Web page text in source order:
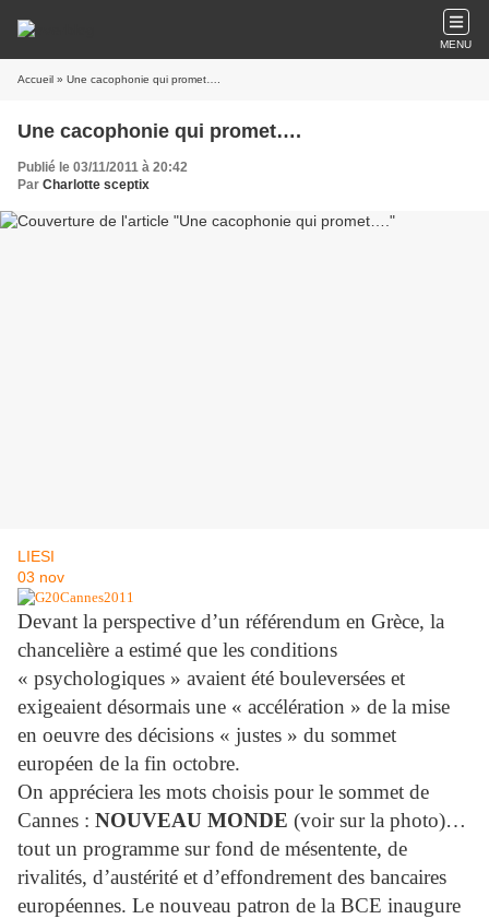
MENU
Accueil » Une cacophonie qui promet….
Une cacophonie qui promet….
Publié le 03/11/2011 à 20:42
Par Charlotte sceptix
LIESI
03 nov
Devant la perspective d’un référendum en Grèce, la
chancelière a estimé que les conditions
« psychologiques » avaient été bouleversées et
exigeaient désormais une « accélération » de la mise
en oeuvre des décisions « justes » du sommet
européen de la fin octobre.
On appréciera les mots choisis pour le sommet de
Cannes : NOUVEAU MONDE (voir sur la photo)…
tout un programme sur fond de mésentente, de
rivalités, d’austérité et d’effondrement des bancaires
européennes. Le nouveau patron de la BCE inaugure